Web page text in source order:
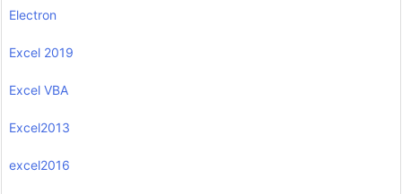
Electron
Excel 2019
Excel VBA
Excel2013
excel2016